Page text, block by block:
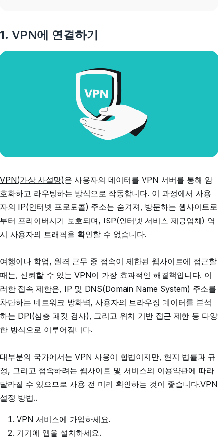
1. VPN에 연결하기
VPN(가상 사설망)은 사용자의 데이터를 VPN 서버를 통해 암
호화하고 라우팅하는 방식으로 작동합니다. 이 과정에서 사용
자의 IP(인터넷 프로토콜) 주소는 숨겨져, 방문하는 웹사이트로
부터 프라이버시가 보호되며, ISP(인터넷 서비스 제공업체) 역
시 사용자의 트래픽을 확인할 수 없습니다.
여행이나 학업, 원격 근무 중 접속이 제한된 웹사이트에 접근할
때는, 신뢰할 수 있는 VPN이 가장 효과적인 해결책입니다. 이
러한 접속 제한은, IP 및 DNS(Domain Name System) 주소를
차단하는 네트워크 방화벽, 사용자의 브라우징 데이터를 분석
하는 DPI(심층 패킷 검사), 그리고 위치 기반 접근 제한 등 다양
한 방식으로 이루어집니다.
대부분의 국가에서는 VPN 사용이 합법이지만, 현지 법률과 규
정, 그리고 접속하려는 웹사이트 및 서비스의 이용약관에 따라
달라질 수 있으므로 사용 전 미리 확인하는 것이 좋습니다.VPN
설정 방법..
VPN 서비스에 가입하세요.
기기에 앱을 설치하세요.